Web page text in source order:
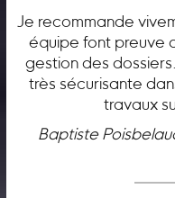
Je recommande
équipe font preuve
gestion des
très sécurisante
travaux
Baptiste